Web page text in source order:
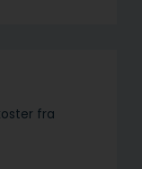
fra